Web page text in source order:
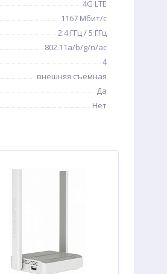
4G LTE
1167 Мбит/с
2.4 ГГц / 5 ГГц
802.11a/b/g/n/ac
4
внешняя съемная
Да
Нет